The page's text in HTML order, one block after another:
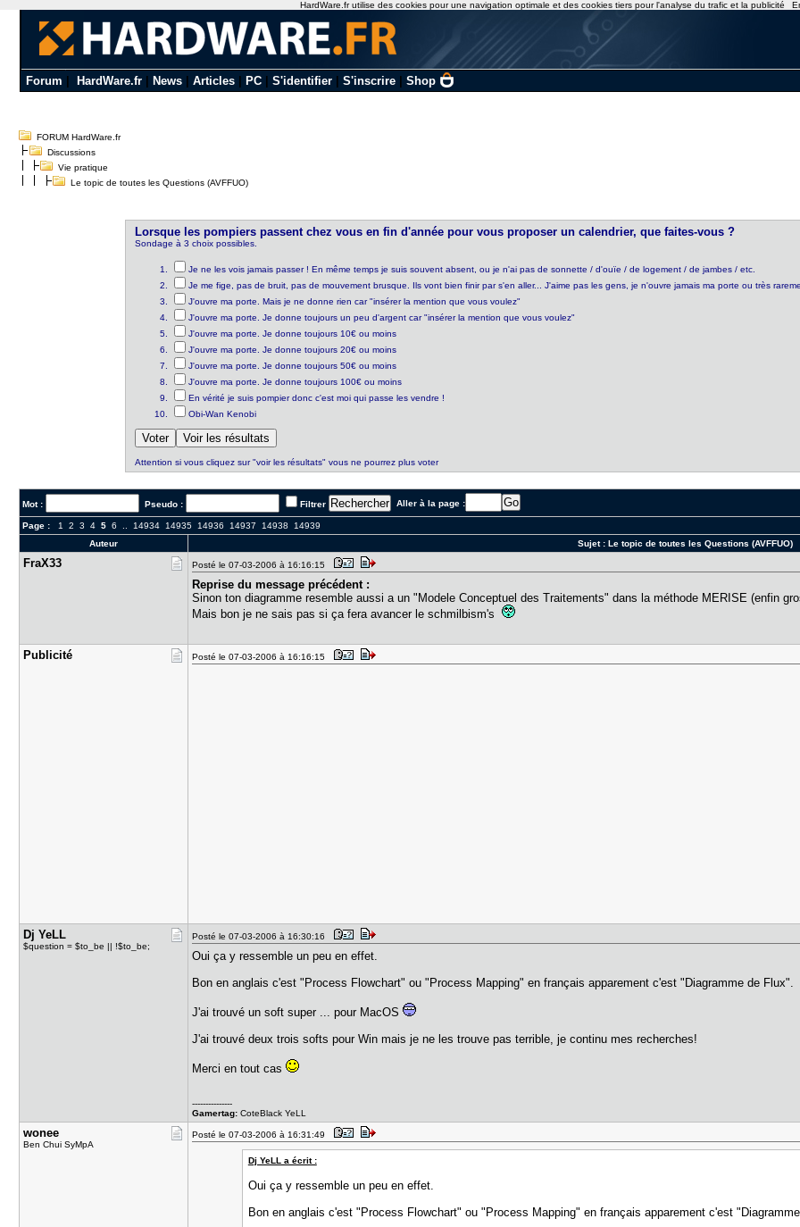
Forum HardWare.fr| News| Articles| PC| S'identifier| S'inscrire| Shop
FORUM HardWare.fr
Discussions
Vie pratique
Le topic de toutes les Questions (AVFFUO)
Lorsque les pompiers passent chez vous en fin d'année pour vous proposer un calendrier, que faites-vous ?
Sondage à 3 choix possibles.
Je ne les vois jamais passer ! En même temps je suis souvent absent, ou je n'ai pas de sonnette / d'ouïe / de logement / de jambes / etc.
Je me fige, pas de bruit, pas de mouvement brusque. Ils vont bien finir par s'en aller... J'aime pas les gens, je n'ouvre jamais ma porte ou très
J'ouvre ma porte. Mais je ne donne rien car "insérer la mention que vous voulez"
J'ouvre ma porte. Je donne toujours un peu d'argent car "insérer la mention que vous voulez"
J'ouvre ma porte. Je donne toujours 10€ ou moins
J'ouvre ma porte. Je donne toujours 20€ ou moins
J'ouvre ma porte. Je donne toujours 50€ ou moins
J'ouvre ma porte. Je donne toujours 100€ ou moins
En vérité je suis pompier donc c'est moi qui passe les vendre !
Obi-Wan Kenobi
Attention si vous cliquez sur "voir les résultats" vous ne pourrez plus voter
Mot : Pseudo : Filtrer Aller à la page :
Page : 1 2 3 4 5 6 14934 14935 14936 14937 14938 14939
Auteur
Sujet :Le topic de toutes les Questions (AVFFUO)
FraX33 Posté le 07-03-2006 à 16:16:15
Reprise du message précédent :
Sinon ton diagramme resemble aussi a un "Modele Conceptuel des Traitements" dans la méthode MERISE (enfin
Mais bon je ne sais pas si ça fera avancer le schmilbism's
Publicité Posté le 07-03-2006 à 16:16:15
Dj YeLL
$question = $to_be || !$to_be;
Posté le 07-03-2006 à 16:30:16
Oui ça y ressemble un peu en effet.
Bon en anglais c'est "Process Flowchart" ou "Process Mapping" en français apparement c'est "Diagramme de Flux".
J'ai trouvé un soft super ... pour MacOS
J'ai trouvé deux trois softs pour Win mais je ne les trouve pas terrible, je continu mes recherches!
Merci en tout cas
---------------
Gamertag: CoteBlack YeLL
wonee
Ben Chui SyMpA
Posté le 07-03-2006 à 16:31:49
Dj YeLL a écrit :
Oui ça y ressemble un peu en effet.
Bon en anglais c'est "Process Flowchart" ou "Process Mapping" en français apparement c'est
HardWare.fr utilise des cookies pour une navigation optimale et des cookies tiers pour l'analyse du trafic et la publicité